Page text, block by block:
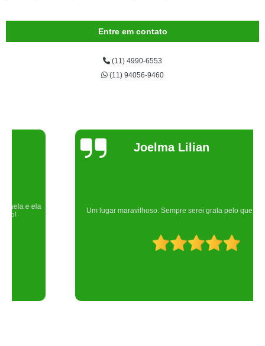
Entre em contato
(11) 4990-6553
(11) 94056-9460
Joelma Lilian
Um lugar maravilhoso. Sempre serei grata pelo que fizeram por nós!